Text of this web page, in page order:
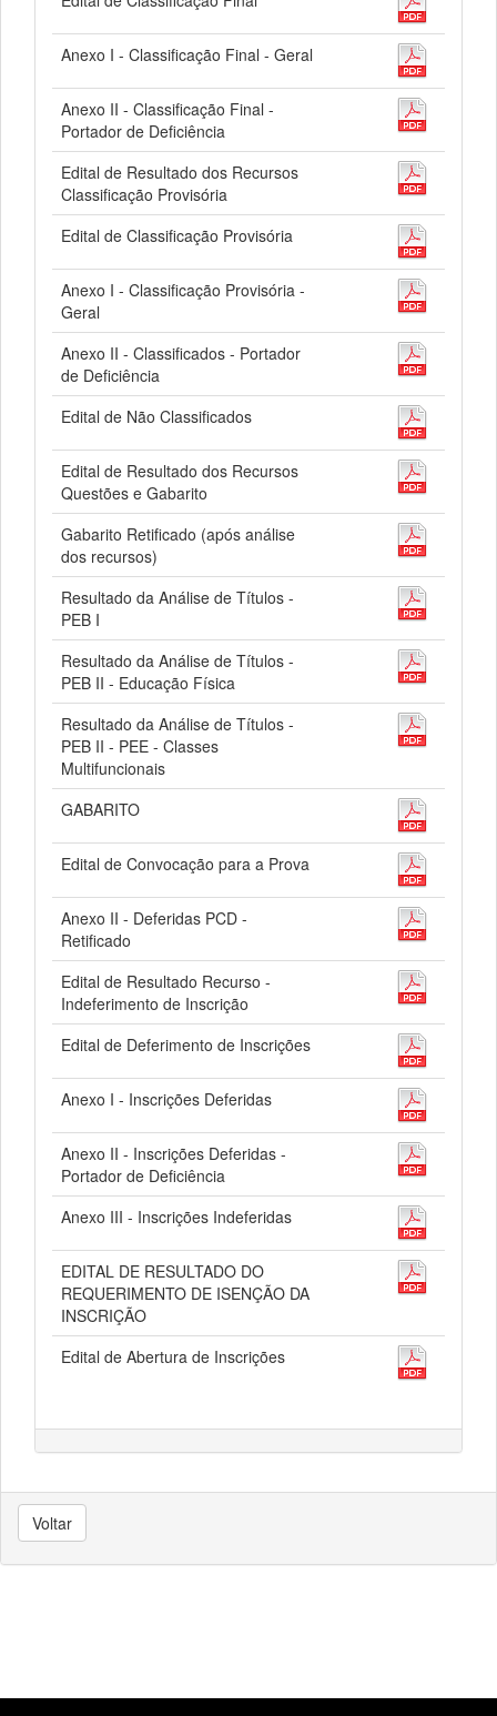
Anexo I - Classificação Final - Geral
Anexo II - Classificação Final -
Portador de Deficiência
Edital de Resultado dos Recursos
Classificação Provisória
Edital de Classificação Provisória
Anexo I - Classificação Provisória -
Geral
Anexo II - Classificados - Portador
de Deficiência
Edital de Não Classificados
Edital de Resultado dos Recursos
Questões e Gabarito
Gabarito Retificado (após análise
dos recursos)
Resultado da Análise de Títulos -
PEB I
Resultado da Análise de Títulos -
PEB II - Educação Física
Resultado da Análise de Títulos -
PEB II - PEE - Classes
Multifuncionais
GABARITO
Edital de Convocação para a Prova
Anexo II - Deferidas PCD -
Retificado
Edital de Resultado Recurso -
Indeferimento de Inscrição
Edital de Deferimento de Inscrições
Anexo I - Inscrições Deferidas
Anexo II - Inscrições Deferidas -
Portador de Deficiência
Anexo III - Inscrições Indeferidas
EDITAL DE RESULTADO DO
REQUERIMENTO DE ISENÇÃO DA
INSCRIÇÃO
Edital de Abertura de Inscrições
Voltar